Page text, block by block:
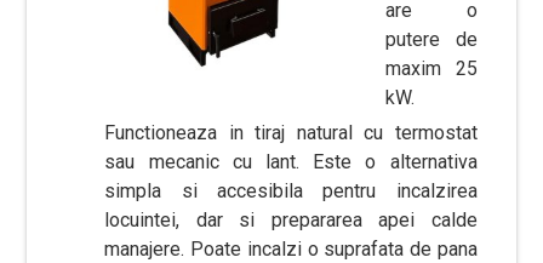
are o
putere de
maxim 25
kW.
Functioneaza in tiraj natural cu termostat
sau mecanic cu lant. Este o alternativa
simpla si accesibila pentru incalzirea
locuintei, dar si prepararea apei calde
manajere. Poate incalzi o suprafata de pana